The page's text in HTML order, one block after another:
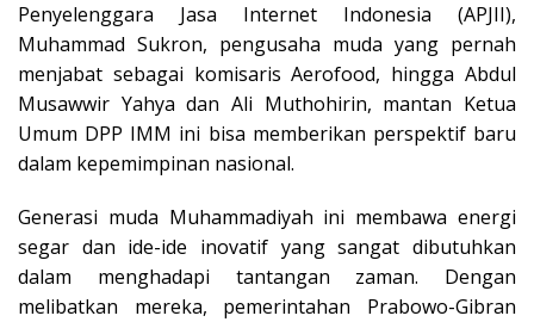
Penyelenggara Jasa Internet Indonesia (APJII),
Muhammad Sukron, pengusaha muda yang pernah
menjabat sebagai komisaris Aerofood, hingga Abdul
Musawwir Yahya dan Ali Muthohirin, mantan Ketua
Umum DPP IMM ini bisa memberikan perspektif baru
dalam kepemimpinan nasional.
Generasi muda Muhammadiyah ini membawa energi
segar dan ide-ide inovatif yang sangat dibutuhkan
dalam menghadapi tantangan zaman. Dengan
melibatkan mereka, pemerintahan Prabowo-Gibran